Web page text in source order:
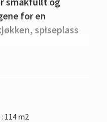
for en
spiseplass
to husene.
114 m2